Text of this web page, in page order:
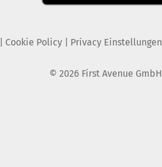
Cookie Policy| Privacy Einstellungen
© 2026 First Avenue GmbH